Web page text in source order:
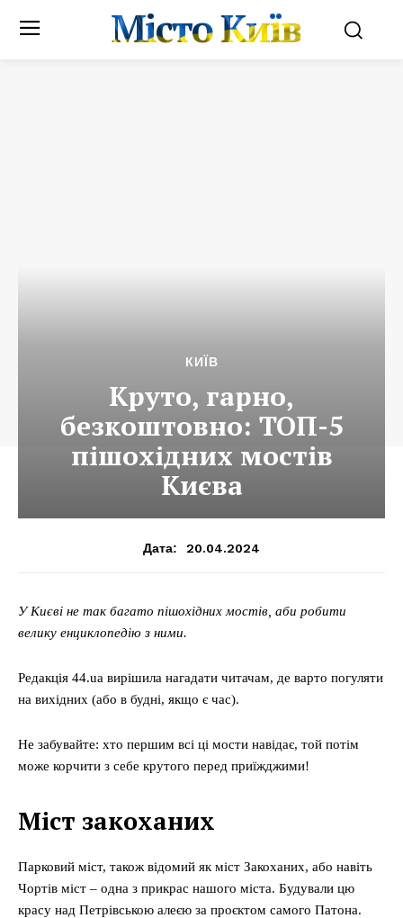
Місто Київ
КИЇВ
Круто, гарно,
безкоштовно: ТОП-5
пішохідних мостів
Києва
Дата: 20.04.2024
У Києві не так багато пішохідних мостів, аби робити
велику енциклопедію з ними.
Редакція 44.ua вирішила нагадати читачам, де варто погуляти
на вихідних (або в будні, якщо є час).
Не забувайте: хто першим всі ці мости навідає, той потім
може корчити з себе крутого перед приїжджими!
Міст закоханих
Парковий міст, також відомий як міст Закоханих, або навіть
Чортів міст – одна з прикрас нашого міста. Будували цю
красу над Петрівською алеєю за проєктом самого Патона.